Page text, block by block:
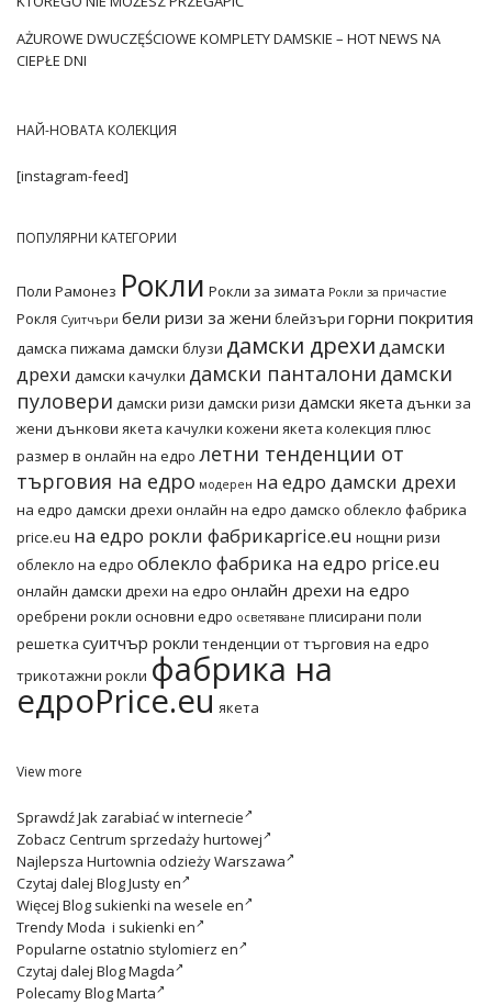
tu …
AŻUROWE DWUCZĘŚCIOWE KOMPLETY DAMSKIE – HOT NEWS NA
CIEPŁE DNI
НАЙ-НОВАТА КОЛЕКЦИЯ
[instagram-feed]
ПОПУЛЯРНИ КАТЕГОРИИ
Поли Рамонез Рокли Рокли за зимата Рокли за причастие
Рокля Суитчъри бели ризи за жени блейзъри горни покрития
дамска пижама дамски блузи дамски дрехидамски
дрехи дамски качулки дамски панталони дамски
пуловери дамски ризи дамски ризи дамски якета дънки за
жени дънкови якета качулки кожени якета колекция плюс
размер в онлайн на едро летни тенденции от
търговия на едро модерен на едро дамски дрехи
на едро дамски дрехи онлайн на едро дамско облекло фабрика
price.eu на едро рокли фабрикаprice.eu нощни ризи
облекло на едро облекло фабрика на едро price.eu
онлайн дамски дрехи на едро онлайн дрехи на едро
оребрени рокли основни едро осветяване плисирани поли
решетка суитчър рокли тенденции от търговия на едро
трикотажни рокли фабрика на
едроPrice.euякета
View more
SprawdźJak zarabiać w internecie
Zobacz Centrum sprzedaży hurtowej
Najlepsza Hurtownia odzieży Warszawa
Czytaj dalej Blog Justy en
Więcej Blog sukienki na wesele en
TrendyModa i sukienki en
Popularne ostatnio stylomierz en
Czytaj dalej Blog Magda
PolecamyBlog Marta